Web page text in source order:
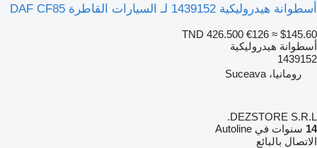
أسطوانة هيدروليكية 1439152 لـ السيارات القاطرة DAF CF85
TND 426.500 €126 ≈ $145.60
أسطوانة هيدروليكية
1439152
رومانيا، Suceava
DEZSTORE S.R.L.
14 سنوات في Autoline
الاتصال بالبائع